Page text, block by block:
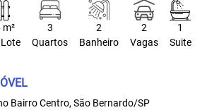
m²
3
Quartos
2
Banheiro
2
Vagas
1
Suite
Bairro Centro, São Bernardo/SP